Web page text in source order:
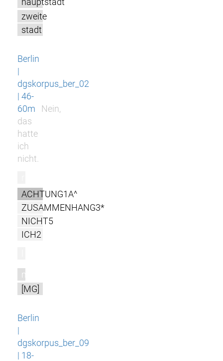
zweite
stadt
Berlin
|
dgskorpus_ber_02
| 46-
60m
Nein,
das
hatte
ich
nicht.
ACHTUNG1A^
ZUSAMMENHANG3*
NICHT5
ICH2
m
[MG]
Berlin
|
dgskorpus_ber_09
| 18-